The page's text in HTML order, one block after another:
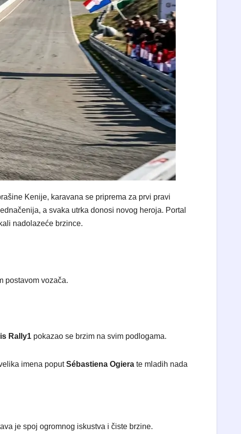
Kenije, karavana se priprema za prvi pravi
a svaka utrka donosi novog heroja. Portal
nadolazeće brzince.
postavom vozača.
Rally1 pokazao se brzim na svim podlogama.
imena poputSébastiena Ogiera te mladih nada
je spoj ogromnog iskustva i čiste brzine.